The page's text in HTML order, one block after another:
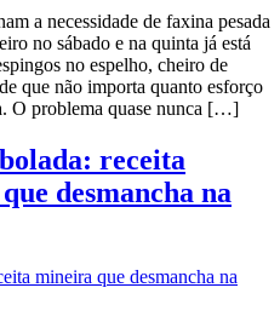
a necessidade de faxina pesada
no sábado e na quinta já está
no espelho, cheiro de
que não importa quanto esforço
O problema quase nunca […]
receita
desmancha na